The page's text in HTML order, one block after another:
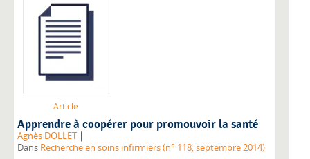
Article
Apprendre à coopérer pour promouvoir la santé
Agnès DOLLET |
Dans Recherche en soins infirmiers (n° 118, septembre 2014)